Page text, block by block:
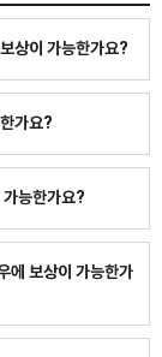
상이 가능한가요?
가요?
능한가요?
에 보상이 가능한가